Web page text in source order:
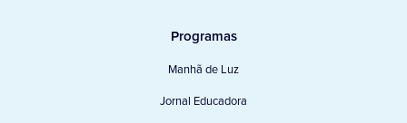
Programas
Manhã de Luz
Jornal Educadora